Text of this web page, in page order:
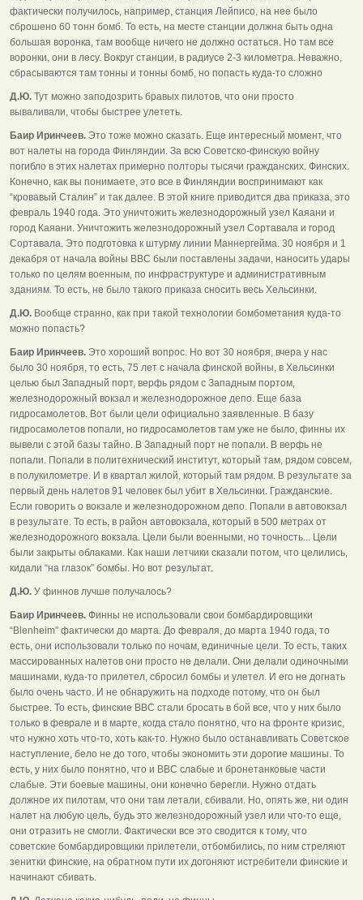
фактически получилось, например, станция Лейписо, на нее было
сброшено 60 тонн бомб. То есть, на месте станции должна быть одна
большая воронка, там вообще ничего не должно остаться. Но там все
воронки, они в лесу. Вокруг станции, в радиусе 2-3 километра. Неважно,
сбрасываются там тонны и тонны бомб, но попасть куда-то сложно
Д.Ю. Тут можно заподозрить бравых пилотов, что они просто
вываливали, чтобы быстрее улететь.
Баир Иринчеев. Это тоже можно сказать. Еще интересный момент, что
вот налеты на города Финляндии. За всю Советско-финскую войну
погибло в этих налетах примерно полторы тысячи гражданских. Финских.
Конечно, как вы понимаете, это все в Финляндии воспринимают как
“кровавый Сталин” и так далее. В этой книге приводится два приказа, это
февраль 1940 года. Это уничтожить железнодорожный узел Каяани и
город Каяани. Уничтожить железнодорожный узел Сортавала и город
Сортавала. Это подготовка к штурму линии Маннергейма. 30 ноября и 1
декабря от начала войны ВВС были поставлены задачи, наносить удары
только по целям военным, по инфраструктуре и административным
зданиям. То есть, не было такого приказа сносить весь Хельсинки.
Д.Ю. Вообще странно, как при такой технологии бомбометания куда-то
можно попасть?
Баир Иринчеев. Это хороший вопрос. Но вот 30 ноября, вчера у нас
было 30 ноября, то есть, 75 лет с начала финской войны, в Хельсинки
целью был Западный порт, верфь рядом с Западным портом,
железнодорожный вокзал и железнодорожное депо. Еще база
гидросамолетов. Вот были цели официально заявленные. В базу
гидросамолетов попали, но гидросамолетов там уже не было, финны их
вывели с этой базы тайно. В Западный порт не попали. В верфь не
попали. Попали в политехнический институт, который там, рядом совсем,
в полукилометре. И в квартал жилой, который там рядом. В результате за
первый день налетов 91 человек был убит в Хельсинки. Гражданские.
Если говорить о вокзале и железнодорожном депо. Попали в автовокзал
в результате. То есть, в район автовокзала, который в 500 метрах от
железнодорожного вокзала. Цели были военными, но точность... Цели
были закрыты облаками. Как наши летчики сказали потом, что целились,
кидали “на глазок” бомбы. Но вот результат.
Д.Ю. У финнов лучше получалось?
Баир Иринчеев. Финны не использовали свои бомбардировщики
“Blenheim” фактически до марта. До февраля, до марта 1940 года, то
есть, они использовали только по ночам, единичные цели. То есть, таких
массированных налетов они просто не делали. Они делали одиночными
машинами, куда-то прилетел, сбросил бомбы и улетел. И его не догнать
было очень часто. И не обнаружить на подходе потому, что он был
быстрее. То есть, финские ВВС стали бросать в бой все, что у них было
только в феврале и в марте, когда стало понятно, что на фронте кризис,
что нужно хоть что-то, хоть как-то. Нужно было останавливать Советское
наступление, бело не до того, чтобы экономить эти дорогие машины. То
есть, у них было понятно, что и ВВС слабые и бронетанковые части
слабые. Эти боевые машины, они конечно берегли. Нужно отдать
должное их пилотам, что они там летали, сбивали. Но, опять же, ни один
налет на любую цель, будь это железнодорожный узел или что-то еще,
они отразить не смогли. Фактически все это сводится к тому, что
советские бомбардировщики прилетели, отбомбились, по ним стреляют
зенитки финские, на обратном пути их догоняют истребители финские и
начинают сбивать.